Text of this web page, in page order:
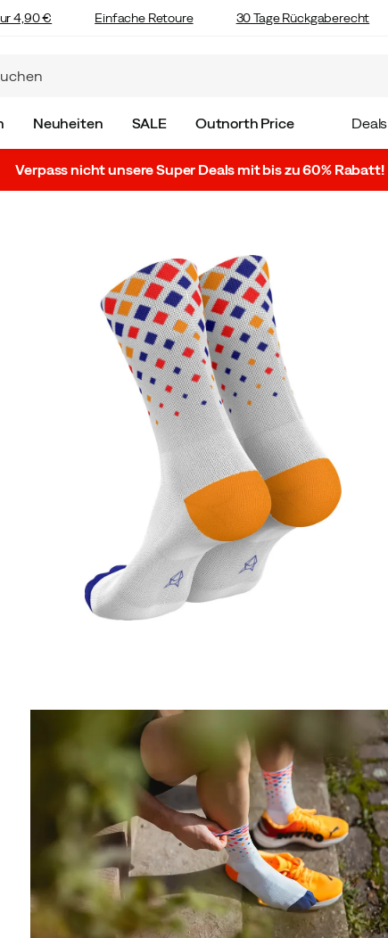
4,90 € Einfache Retoure 30 Tage Rückgaberecht
Neuheiten SALE Outnorth Price Deals
Verpass nicht unsere Super Deals mit bis zu 60% Rabatt!